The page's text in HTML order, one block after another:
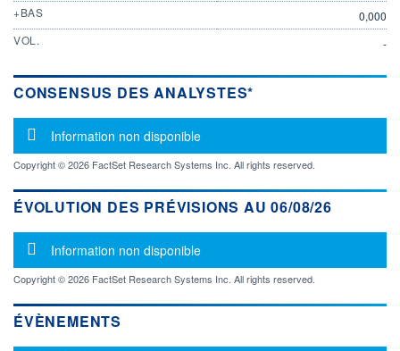
+BAS
0,000
VOL.
-
CONSENSUS DES ANALYSTES*
Message d'information
Information non disponible
Copyright © 2026 FactSet Research Systems Inc. All rights reserved.
ÉVOLUTION DES PRÉVISIONS AU 06/08/26
Message d'information
Information non disponible
Copyright © 2026 FactSet Research Systems Inc. All rights reserved.
ÉVÈNEMENTS